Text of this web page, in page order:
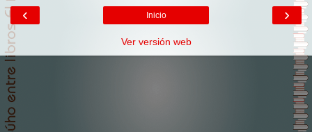
‹ ›
Inicio
Ver versión web